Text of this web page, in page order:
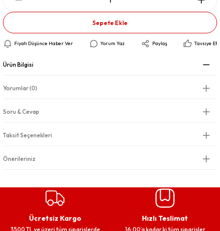
Sepete Ekle
Fiyatı Düşünce Haber Ver Yorum Yaz Paylaş Tavsiye Et
Ürün Bilgisi
Yorumlar (0)
Soru & Cevap
Taksit Seçenekleri
Önerileriniz
Ücretsiz Kargo
3500 TL ve üzeri tüm siparişlerde
Hızlı Teslimat
16:00’a kadar ki tüm siparişler